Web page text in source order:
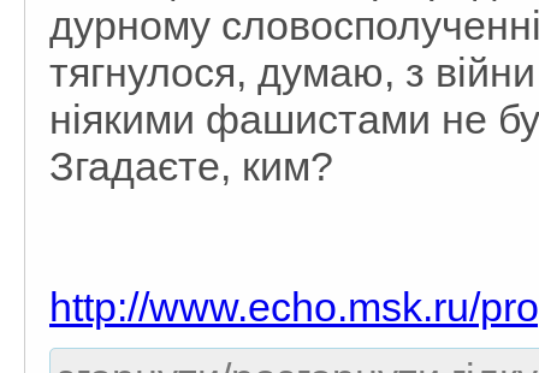
дурному
тягнулося, думаю, з війни
ніякими фашистами не
Згадаєте, ким?
http://www.echo.msk.ru/